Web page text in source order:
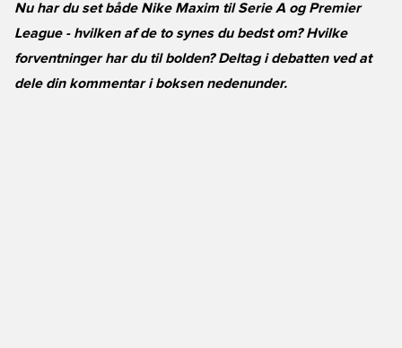
Nu har du set både Nike Maxim til Serie A og Premier
League - hvilken af de to synes du bedst om? Hvilke
forventninger har du til bolden? Deltag i debatten ved at
dele din kommentar i boksen nedenunder.